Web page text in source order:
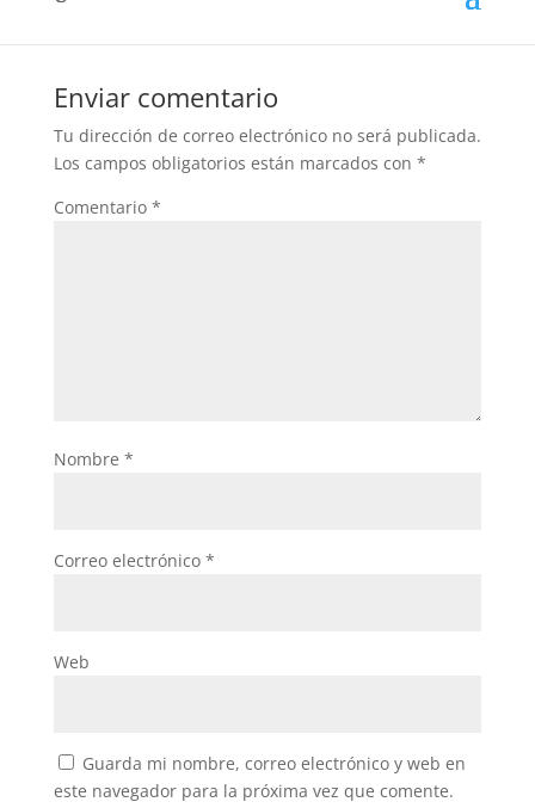
Enviar comentario
Tu dirección de correo electrónico no será publicada.
Los campos obligatorios están marcados con *
Comentario *
Nombre *
Correo electrónico *
Web
Guarda mi nombre, correo electrónico y web en
este navegador para la próxima vez que comente.